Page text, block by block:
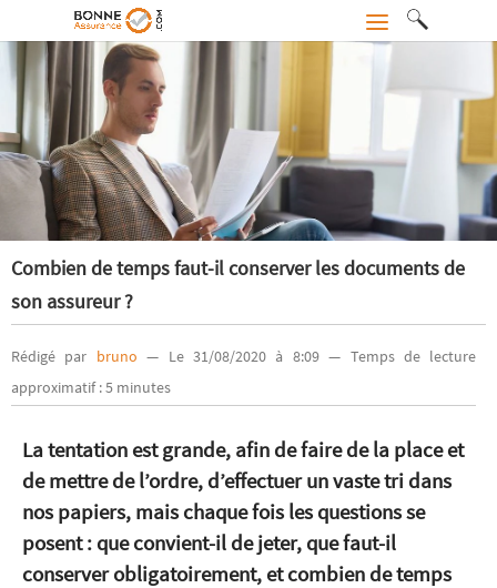
Combien de temps faut-il conserver les documents de
son assureur ?
Rédigé par bruno — Le 31/08/2020 à 8:09 — Temps de lecture
approximatif : 5 minutes
La tentation est grande, afin de faire de la place et
de mettre de l’ordre, d’effectuer un vaste tri dans
nos papiers, mais chaque fois les questions se
posent : que convient-il de jeter, que faut-il
conserver obligatoirement, et combien de temps